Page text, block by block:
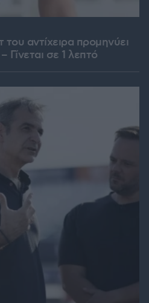
αντίχειρα προμηνύει
Γίνεται σε 1 λεπτό